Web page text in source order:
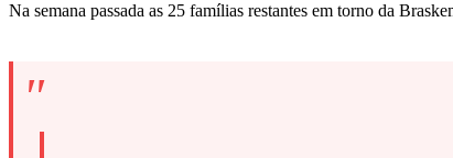
Na semana passada as 25 famílias restantes em torno da